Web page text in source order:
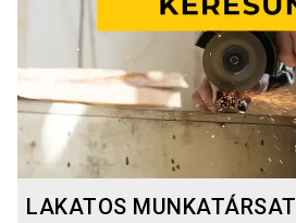
LAKATOS MUNKATÁRSAT